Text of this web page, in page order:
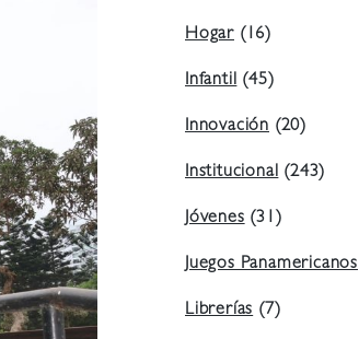
Hogar (16)
Infantil(45)
Innovación (20)
Institucional(243)
Jóvenes(31)
Juegos Panamericanos
Librerías(7)